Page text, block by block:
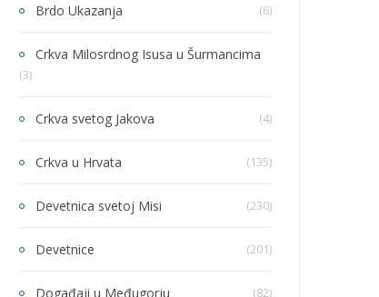
Brdo Ukazanja (6)
Crkva Milosrdnog Isusa u Šurmancima
(3)
Crkva svetog Jakova (4)
Crkva u Hrvata (135)
Devetnica svetoj Misi (230)
Devetnice (201)
Događaji u Međugorju (82)